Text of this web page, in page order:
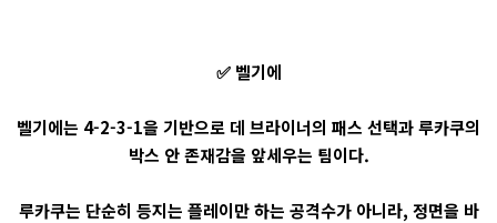
✅ 벨기에
벨기에는 4-2-3-1을 기반으로 데 브라이너의 패스 선택과 루카쿠의
박스 안 존재감을 앞세우는 팀이다.
루카쿠는 단순히 등지는 플레이만 하는 공격수가 아니라, 정면을 바